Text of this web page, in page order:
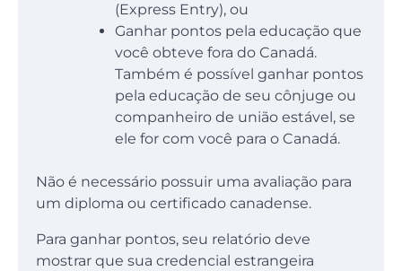
(Express Entry), ou
Ganhar pontos pela educação que
você obteve fora do Canadá.
Também é possível ganhar pontos
pela educação de seu cônjuge ou
companheiro de união estável, se
ele for com você para o Canadá.
Não é necessário possuir uma avaliação para
um diploma ou certificado canadense.
Para ganhar pontos, seu relatório deve
mostrar que sua credencial estrangeira